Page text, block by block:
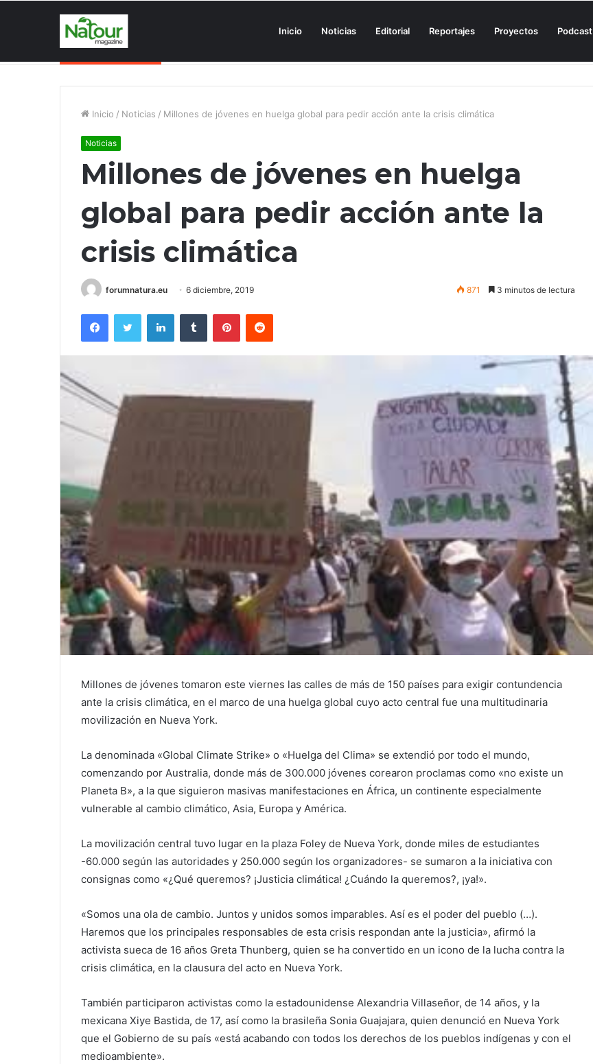
Inicio Noticias Editorial Reportajes Proyectos Podcast
Inicio / Noticias / Millones de jóvenes en huelga global para pedir acción ante la crisis climática
Noticias
Millones de jóvenes en huelga
global para pedir acción ante la
crisis climática
forumnatura.eu 6 diciembre, 2019 871 3 minutos de lectura
FacebookTwitter LinkedInTumblr PinterestReddit
Millones de jóvenes tomaron este viernes las calles de más de 150 países para exigir contundencia
ante la crisis climática, en el marco de una huelga global cuyo acto central fue una multitudinaria
movilización en Nueva York.
La denominada «Global Climate Strike» o «Huelga del Clima» se extendió por todo el mundo,
comenzando por Australia, donde más de 300.000 jóvenes corearon proclamas como «no existe un
Planeta B», a la que siguieron masivas manifestaciones en África, un continente especialmente
vulnerable al cambio climático, Asia, Europa y América.
La movilización central tuvo lugar en la plaza Foley de Nueva York, donde miles de estudiantes
-60.000 según las autoridades y 250.000 según los organizadores- se sumaron a la iniciativa con
consignas como «¿Qué queremos? ¡Justicia climática! ¿Cuándo la queremos?, ¡ya!».
«Somos una ola de cambio. Juntos y unidos somos imparables. Así es el poder del pueblo (…).
Haremos que los principales responsables de esta crisis respondan ante la justicia», afirmó la
activista sueca de 16 años Greta Thunberg, quien se ha convertido en un icono de la lucha contra la
crisis climática, en la clausura del acto en Nueva York.
También participaron activistas como la estadounidense Alexandria Villaseñor, de 14 años, y la
mexicana Xiye Bastida, de 17, así como la brasileña Sonia Guajajara, quien denunció en Nueva York
que el Gobierno de su país «está acabando con todos los derechos de los pueblos indígenas y con el
medioambiente».